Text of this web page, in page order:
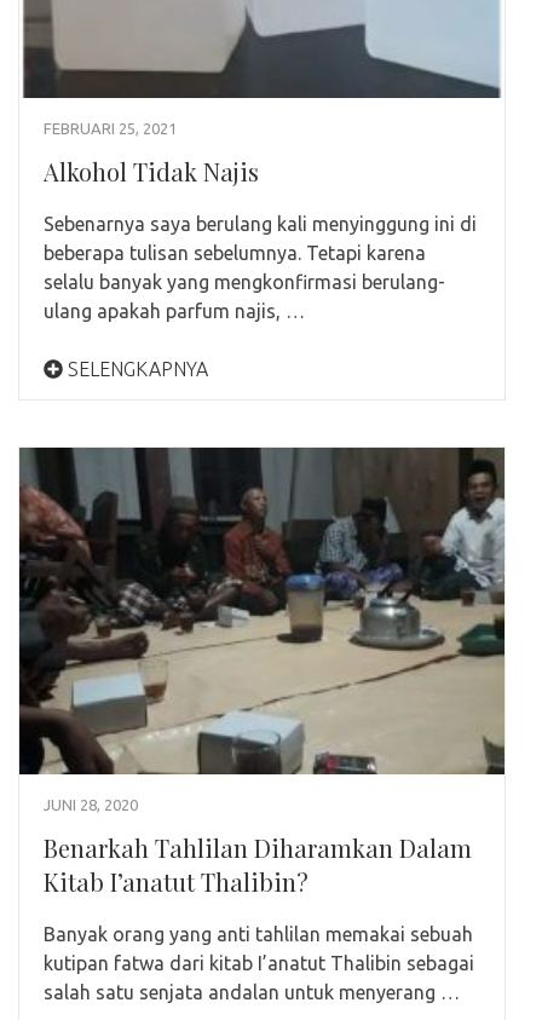
FEBRUARI 25, 2021
Alkohol Tidak Najis
Sebenarnya saya berulang kali menyinggung ini di
beberapa tulisan sebelumnya. Tetapi karena
selalu banyak yang mengkonfirmasi berulang-
ulang apakah parfum najis, …
SELENGKAPNYA
JUNI 28, 2020
Benarkah Tahlilan Diharamkan Dalam
Kitab I’anatut Thalibin?
Banyak orang yang anti tahlilan memakai sebuah
kutipan fatwa dari kitab I’anatut Thalibin sebagai
salah satu senjata andalan untuk menyerang …